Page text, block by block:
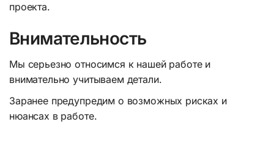
проекта.
Внимательность
Мы серьезно относимся к нашей работе и
внимательно учитываем детали.
Заранее предупредим о возможных рисках и
нюансах в работе.